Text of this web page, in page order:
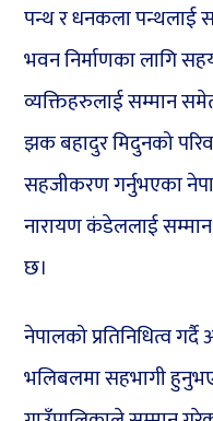
पन्थ र धनकला पन्थलाई
भवन निर्माणका लागि
व्यक्तिहरुलाई सम्मान
झक बहादुर मिदुनको
सहजीकरण गर्नुभएका
नारायण कंडेललाई
छ।
नेपालको प्रतिनिधित्व गर्दै
भलिबलमा सहभागी